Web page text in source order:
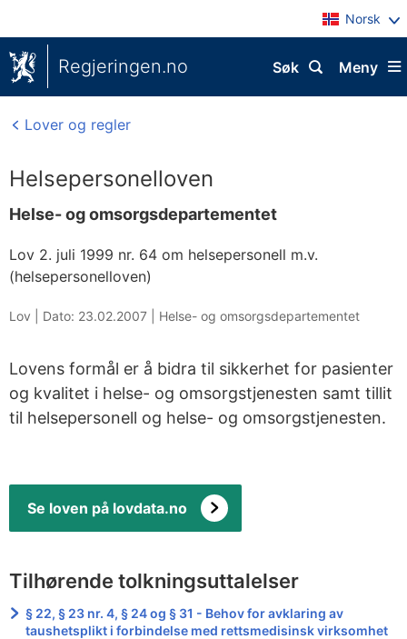
Norsk
Regjeringen.no Meny
Søk
Lover og regler
Helsepersonelloven
Helse- og omsorgsdepartementet
Lov 2. juli 1999 nr. 64 om helsepersonell m.v.
(helsepersonelloven)
Lov | Dato: 23.02.2007 Helse- og omsorgsdepartementet
Lovens formål er å bidra til sikkerhet for pasienter
og kvalitet i helse- og omsorgstjenesten samt tillit
til helsepersonell og helse- og omsorgstjenesten.
Se loven på lovdata.no
Tilhørende tolkningsuttalelser
§ 22, § 23 nr. 4, § 24 og § 31 - Behov for avklaring av
taushetsplikt i forbindelse med rettsmedisinsk virksomhet